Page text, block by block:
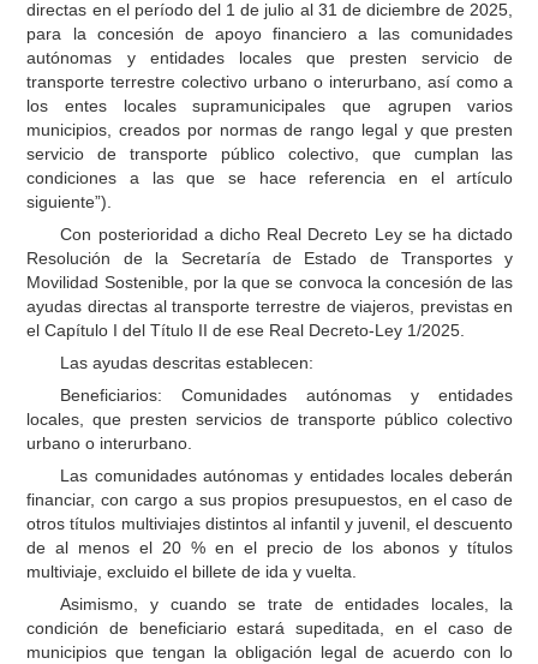
directas en el período del 1 de julio al 31 de diciembre de 2025,
para la concesión de apoyo financiero a las comunidades
autónomas y entidades locales que presten servicio de
transporte terrestre colectivo urbano o interurbano, así como a
los entes locales supramunicipales que agrupen varios
municipios, creados por normas de rango legal y que presten
servicio de transporte público colectivo, que cumplan las
condiciones a las que se hace referencia en el artículo
siguiente”).
Con posterioridad a dicho Real Decreto Ley se ha dictado
Resolución de la Secretaría de Estado de Transportes y
Movilidad Sostenible, por la que se convoca la concesión de las
ayudas directas al transporte terrestre de viajeros, previstas en
el Capítulo I del Título II de ese Real Decreto-Ley 1/2025.
Las ayudas descritas establecen:
Beneficiarios: Comunidades autónomas y entidades
locales, que presten servicios de transporte público colectivo
urbano o interurbano.
Las comunidades autónomas y entidades locales deberán
financiar, con cargo a sus propios presupuestos, en el caso de
otros títulos multiviajes distintos al infantil y juvenil, el descuento
de al menos el 20 % en el precio de los abonos y títulos
multiviaje, excluido el billete de ida y vuelta.
Asimismo, y cuando se trate de entidades locales, la
condición de beneficiario estará supeditada, en el caso de
municipios que tengan la obligación legal de acuerdo con lo